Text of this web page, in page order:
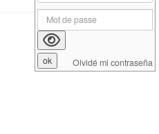
Olvidé mi contraseña